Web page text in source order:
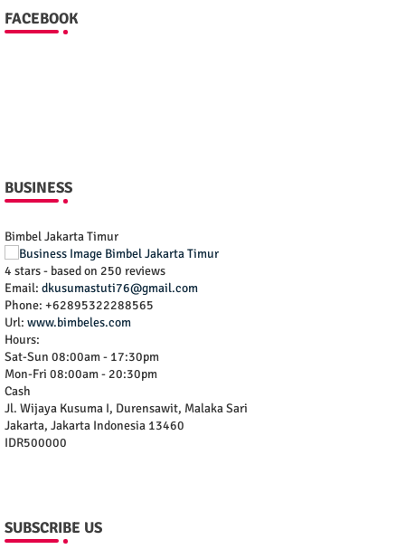
FACEBOOK
BUSINESS
Bimbel Jakarta Timur
4 stars - based on 250 reviews
Email: dkusumastuti76@gmail.com
Phone: +62895322288565
Url: www.bimbeles.com
Hours:
Sat-Sun 08:00am - 17:30pm
Mon-Fri 08:00am - 20:30pm
Cash
Jl. Wijaya Kusuma I, Durensawit, Malaka Sari
Jakarta, Jakarta Indonesia 13460
IDR500000
SUBSCRIBE US